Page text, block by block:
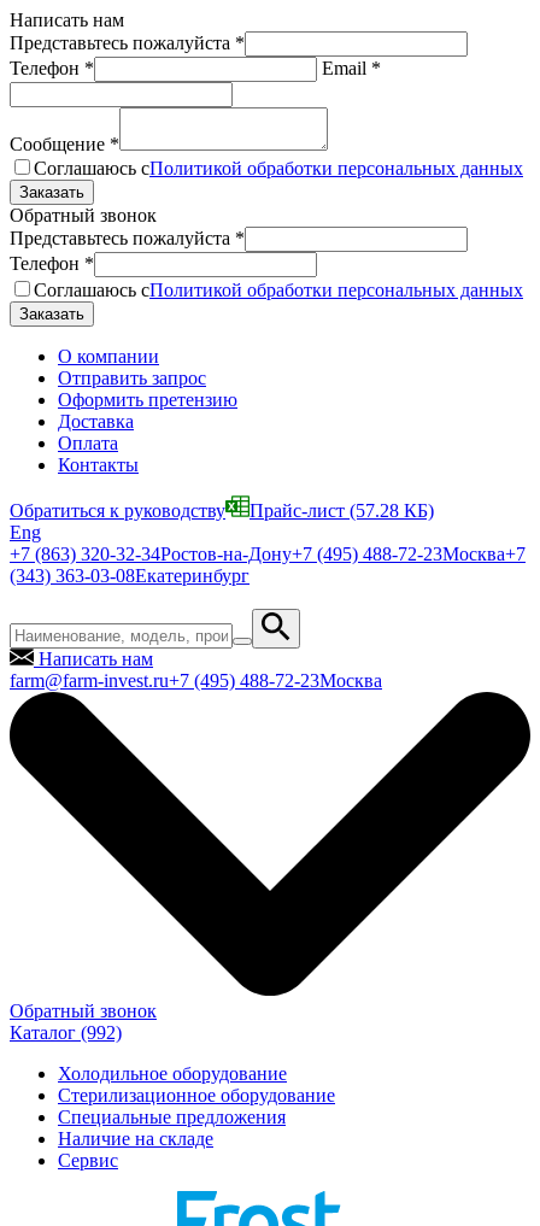
Написать нам
Представьтесь пожалуйста *
Телефон * Email *
Сообщение *
Соглашаюсь сПолитикой обработки персональных данных
Обратный звонок
Представьтесь пожалуйста *
Телефон *
Соглашаюсь сПолитикой обработки персональных данных
О компании
Отправить запрос
Оформить претензию
Доставка
Оплата
Контакты
Обратиться к руководству Прайс-лист (57.28 КБ)
Eng
+7 (863) 320-32-34Ростов-на-Дону+7 (495) 488-72-23Москва+7
(343) 363-03-08Екатеринбург
Написать нам
farm@farm-invest.ru+7 (495) 488-72-23Москва
Обратный звонок
Каталог (992)
Холодильное оборудование
Стерилизационное оборудование
Специальные предложения
Наличие на складе
Сервис